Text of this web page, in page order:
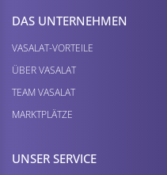
DAS UNTERNEHMEN
VASALAT-VORTEILE
ÜBER VASALAT
TEAM VASALAT
MARKTPLÄTZE
UNSER SERVICE